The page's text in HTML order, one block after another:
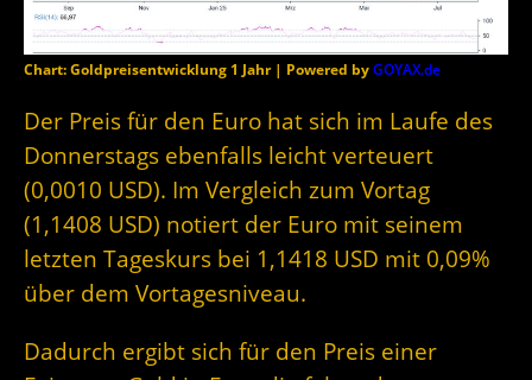
Chart: Goldpreisentwicklung 1 Jahr | Powered byGOYAX.de
Der Preis für den Euro hat sich im Laufe des
Donnerstags ebenfalls leicht verteuert
(0,0010 USD). Im Vergleich zum Vortag
(1,1408 USD) notiert der Euro mit seinem
letzten Tageskurs bei 1,1418 USD mit 0,09%
über dem Vortagesniveau.
Dadurch ergibt sich für den Preis einer